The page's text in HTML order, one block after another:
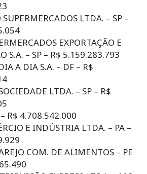
SUPERMERCADOS LTDA. – SP –
EXPORTAÇÃO E
S.A. – SP – R$ 5.159.283.793
A DIA S.A. – DF – R$
LTDA. – SP – R$
– R$ 4.708.542.000
E INDÚSTRIA LTDA. – PA –
COM. DE ALIMENTOS – PE